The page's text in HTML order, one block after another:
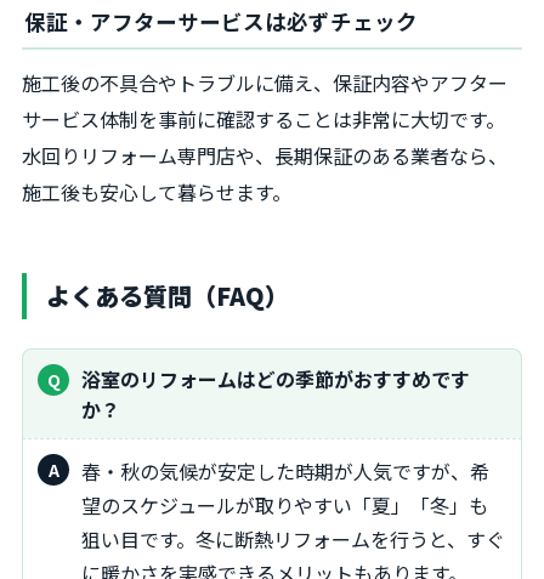
保証・アフターサービスは必ずチェック
施工後の不具合やトラブルに備え、保証内容やアフター
サービス体制を事前に確認することは非常に大切です。
水回りリフォーム専門店や、長期保証のある業者なら、
施工後も安心して暮らせます。
よくある質問（FAQ）
浴室のリフォームはどの季節がおすすめです
か？
春・秋の気候が安定した時期が人気ですが、希
望のスケジュールが取りやすい「夏」「冬」も
狙い目です。冬に断熱リフォームを行うと、すぐ
に暖かさを実感できるメリットもあります。